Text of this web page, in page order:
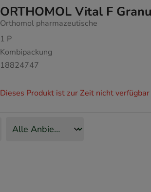
ORTHOMOL Vital F
Orthomol pharmazeutische
1 P
Kombipackung
18824747
Dieses Produkt ist zur Zeit nicht verfügbar